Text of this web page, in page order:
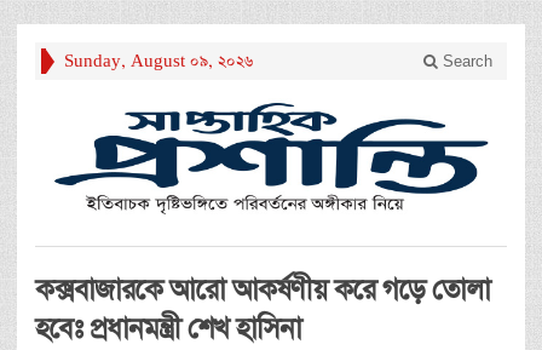
Sunday, August 09, 2026 Search
কক্সবাজারকে আরো আকর্ষণীয় করে গড়ে তোলা
হবেঃ প্রধানমন্ত্রী শেখ হাসিনা